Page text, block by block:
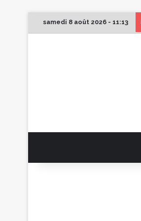
samedi 8 août 2026 - 11:13